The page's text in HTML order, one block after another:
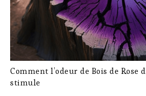
Comment l’odeur de Bois de Rose
stimule